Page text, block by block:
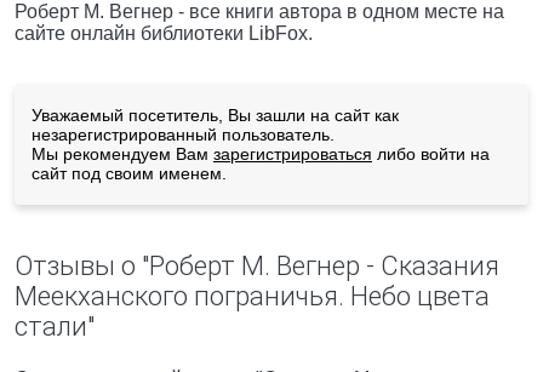
Роберт М. Вегнер - все книги автора в одном месте на
сайте онлайн библиотеки LibFox.
Уважаемый посетитель, Вы зашли на сайт как
незарегистрированный пользователь.
Мы рекомендуем Вам зарегистрироваться либо войти на
сайт под своим именем.
Отзывы о "Роберт М. Вегнер - Сказания
Меекханского пограничья. Небо цвета
стали"